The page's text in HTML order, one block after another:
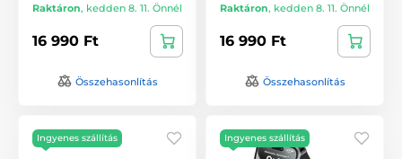
Raktáron, kedden 8. 11. Önnél
16 990 Ft
Összehasonlítás
Raktáron, kedden 8. 11. Önnél
16 990 Ft
Összehasonlítás
Ingyenes szállítás Ingyenes szállítás